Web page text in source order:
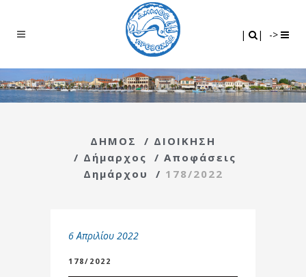
| | ->
ΔΗΜΟΣ / ΔΙΟΙΚΗΣΗ
/ Δήμαρχος / Αποφάσεις
Δημάρχου
/ 178/2022
6 Απριλίου 2022
178/2022